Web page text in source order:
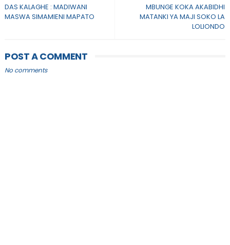
MBUNGE KOKA AKABIDHI
MATANKI YA MAJI SOKO LA
LOLIONDO
DAS KALAGHE : MADIWANI
MASWA SIMAMIENI MAPATO
POST A COMMENT
No comments